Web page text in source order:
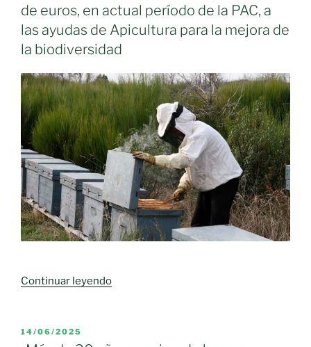
de euros, en actual período de la PAC, a
las ayudas de Apicultura para la mejora de
la biodiversidad
Continuar leyendo«Castilla-
PUBLICADO
EL
14/06/2025